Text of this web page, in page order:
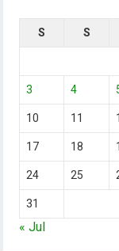
S
S
3 4
10 11
17 18
24 25
31
« Jul